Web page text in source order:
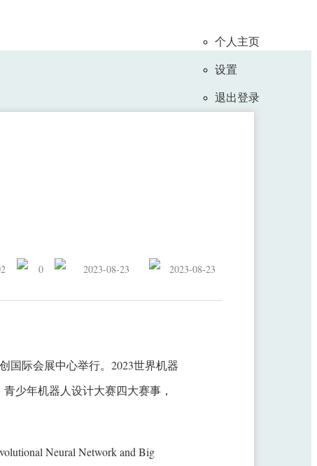
个人主页
设置
退出登录
0 2023-08-23 2023-08-23
国际会展中心举行。2023世界机器
少年机器人设计大赛四大赛事，
Neural Network and Big